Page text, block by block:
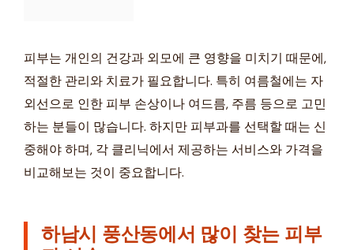
피부는 개인의 건강과 외모에 큰 영향을 미치기 때문에,
적절한 관리와 치료가 필요합니다. 특히 여름철에는 자
외선으로 인한 피부 손상이나 여드름, 주름 등으로 고민
하는 분들이 많습니다. 하지만 피부과를 선택할 때는 신
중해야 하며, 각 클리닉에서 제공하는 서비스와 가격을
비교해보는 것이 중요합니다.
하남시 풍산동에서 많이 찾는 피부